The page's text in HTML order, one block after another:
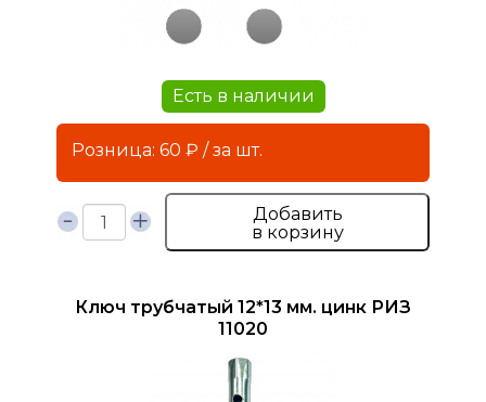
Есть в наличии
Розница: 60 ₽ / за шт.
Добавить
в корзину
Ключ трубчатый 12*13 мм. цинк РИЗ
11020